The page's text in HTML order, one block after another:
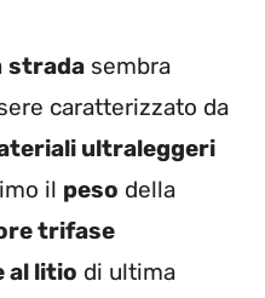
strada sembra
caratterizzato da
ultraleggeri
il peso della
trifase
al litio di ultima